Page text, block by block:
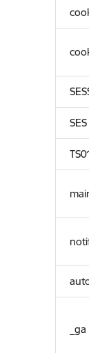
SES
_ga